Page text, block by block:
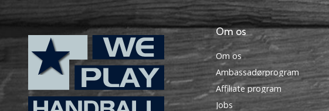
Om os
Om os
Ambassadørprogram
Affiliate program
Jobs